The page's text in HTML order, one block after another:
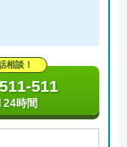
相談！
511
24時間